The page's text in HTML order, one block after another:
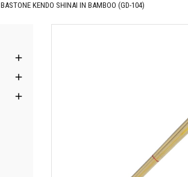
BASTONE KENDO SHINAI IN BAMBOO (GD-104)


